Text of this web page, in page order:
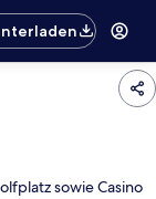
sowie Casino